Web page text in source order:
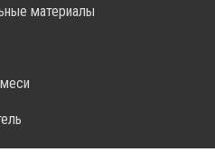
материалы